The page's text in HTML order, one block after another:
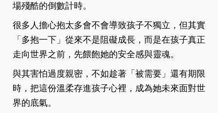
場殘酷的倒數計時。
很多人擔心抱太多會不會導致孩子不獨立，但其實
「多抱一下」從來不是阻礙成長，而是在孩子真正
走向世界之前，先餵飽她的安全感與靈魂。
與其害怕過度親密，不如趁著「被需要」還有期限
時，把這份溫柔存進孩子心裡，成為她未來面對世
界的底氣。